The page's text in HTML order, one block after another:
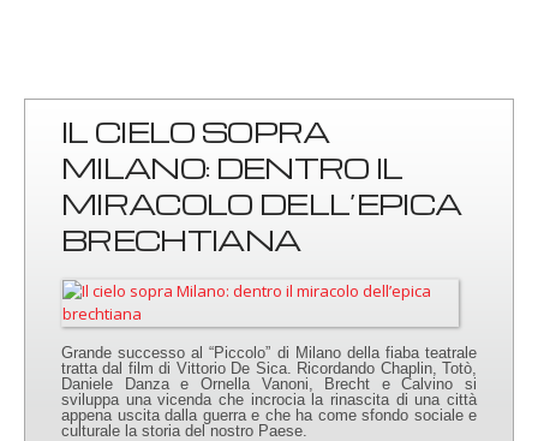
IL CIELO SOPRA
MILANO: DENTRO IL
MIRACOLO DELL’EPICA
BRECHTIANA
Grande successo al “Piccolo” di Milano della fiaba teatrale
tratta dal film di Vittorio De Sica. Ricordando Chaplin, Totò,
Daniele Danza e Ornella Vanoni, Brecht e Calvino si
sviluppa una vicenda che incrocia la rinascita di una città
appena uscita dalla guerra e che ha come sfondo sociale e
culturale la storia del nostro Paese.